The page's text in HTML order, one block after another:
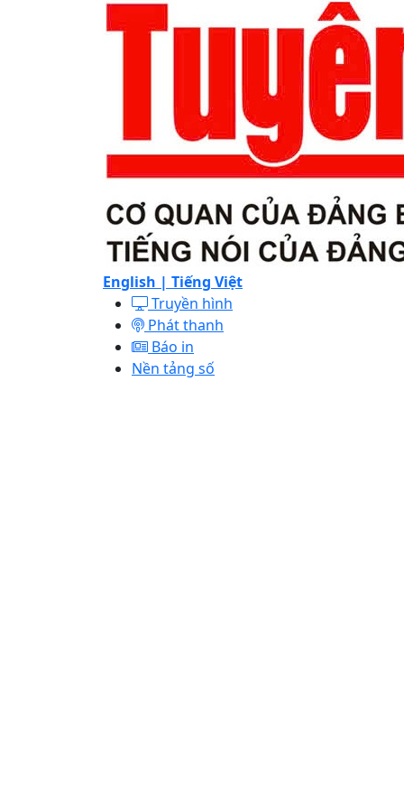
English | Tiếng Việt
Truyền hình
Phát thanh
Báo in
Nền tảng số